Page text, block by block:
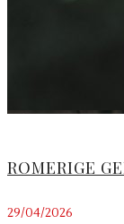
ROMERIGE
29/04/2026